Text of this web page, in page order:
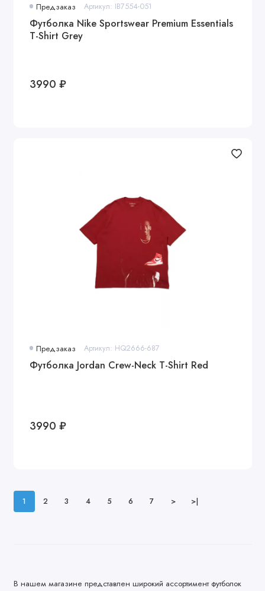
Предзаказ Артикул: IB7554-051
Футболка Nike Sportswear Premium Essentials
T-Shirt Grey
3990 ₽
Предзаказ Артикул: HQ2666-687
Футболка Jordan Crew-Neck T-Shirt Red
3990 ₽
1 2 3 4 5 6 7 > >|
В нашем магазине представлен широкий ассортимент футболок